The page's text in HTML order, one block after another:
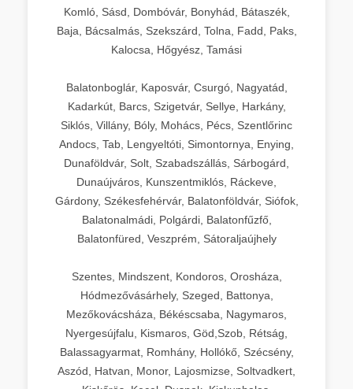
Komló, Sásd, Dombóvár, Bonyhád, Bátaszék,
Baja, Bácsalmás, Szekszárd, Tolna, Fadd, Paks,
Kalocsa, Hőgyész, Tamási
Balatonboglár, Kaposvár, Csurgó, Nagyatád,
Kadarkút, Barcs, Szigetvár, Sellye, Harkány,
Siklós, Villány, Bóly, Mohács, Pécs, Szentlőrinc
Andocs, Tab, Lengyeltóti, Simontornya, Enying,
Dunaföldvár, Solt, Szabadszállás, Sárbogárd,
Dunaújváros, Kunszentmiklós, Ráckeve,
Gárdony, Székesfehérvár, Balatonföldvár, Siófok,
Balatonalmádi, Polgárdi, Balatonfűzfő,
Balatonfüred, Veszprém, Sátoraljaújhely
Szentes, Mindszent, Kondoros, Orosháza,
Hódmezővásárhely, Szeged, Battonya,
Mezőkovácsháza, Békéscsaba, Nagymaros,
Nyergesújfalu, Kismaros, Göd,Szob, Rétság,
Balassagyarmat, Romhány, Hollókő, Szécsény,
Aszód, Hatvan, Monor, Lajosmizse, Soltvadkert,